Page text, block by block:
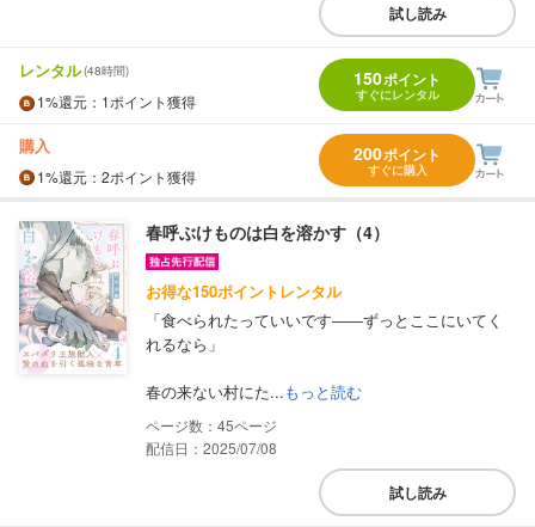
試し読み
レンタル(48時間)
1%還元 ：1ポイント獲得
150ポイント
すぐにレンタル
購入
1%還元 ：2ポイント獲得
200ポイント
すぐに購入
春呼ぶけものは白を溶かす（4）
お得な150ポイントレンタル
「食べられたっていいです――ずっとここにいてく
れるなら」
春の来ない村にた...もっと読む
45
配信日：2025/07/08
試し読み